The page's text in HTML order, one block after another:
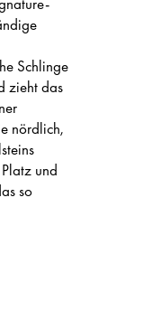
Schlinge
zieht das
nördlich,
und
so